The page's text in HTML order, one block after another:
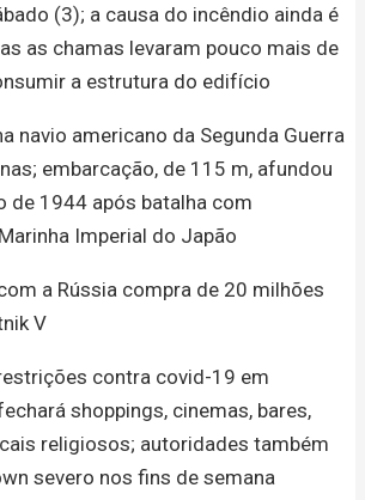
(3); a causa do incêndio ainda é
as chamas levaram pouco mais de
a estrutura do edifício
navio americano da Segunda Guerra
embarcação, de 115 m, afundou
de 1944 após batalha com
Imperial do Japão
a Rússia compra de 20 milhões
V
contra covid-19 em
shoppings, cinemas, bares,
religiosos; autoridades também
severo nos fins de semana